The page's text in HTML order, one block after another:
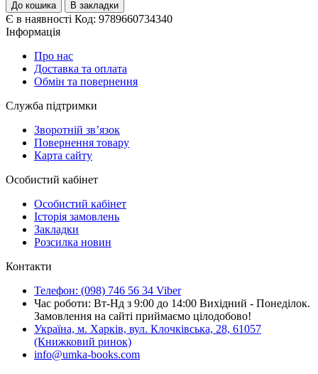
До кошика
В закладки
Є в наявності Код: 9789660734340
Інформація
Про нас
Доставка та оплата
Обмін та повернення
Служба підтримки
Зворотній зв’язок
Повернення товару
Карта сайту
Особистий кабінет
Особистий кабінет
Історія замовлень
Закладки
Розсилка новин
Контакти
Телефон: (098) 746 56 34 Viber
Час роботи: Вт-Нд з 9:00 до 14:00 Вихідний - Понеділок.
Замовлення на сайті приймаємо цілодобово!
Україна, м. Харків, вул. Клочківська, 28, 61057
(Книжковий ринок)
info@umka-books.com